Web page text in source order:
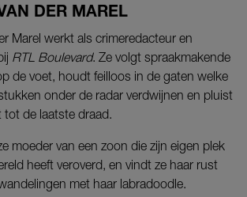
DER MAREL
Marel werkt als crime­redacteur en
RTL Boulevard. Ze volgt spraakmakende
de voet, houdt feilloos in de gaten welke
onder de radar verdwijnen en pluist
tot de laatste draad.
moeder van een zoon die zijn eigen plek
heeft veroverd, en vindt ze haar rust
met haar labradoodle.